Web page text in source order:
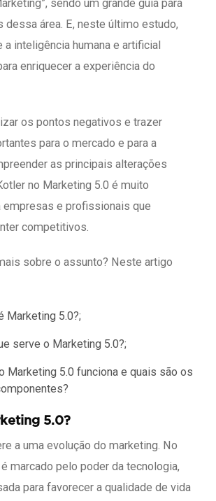
sendo um grande guia para
área. E, neste último estudo,
a inteligência humana e artificial
enriquecer a experiência do
os pontos negativos e trazer
para o mercado e para a
as principais alterações
no Marketing 5.0 é muito
empresas e profissionais que
competitivos.
sobre o assunto? Neste artigo
Marketing 5.0?;
serve o Marketing 5.0?;
Marketing 5.0 funciona e quais são os
5.0?
a uma evolução do marketing. No
marcado pelo poder da tecnologia,
para favorecer a qualidade de vida